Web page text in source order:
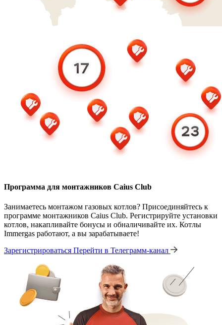
Программа для монтажников Caius Club
Занимаетесь монтажом газовых котлов? Присоединяйтесь к
программе монтажников Caius Club. Регистрируйте установки
котлов, накапливайте бонусы и обналичивайте их. Котлы
Immergas работают, а вы зарабатываете!
Зарегистрироваться Перейти в Телеграмм-канал